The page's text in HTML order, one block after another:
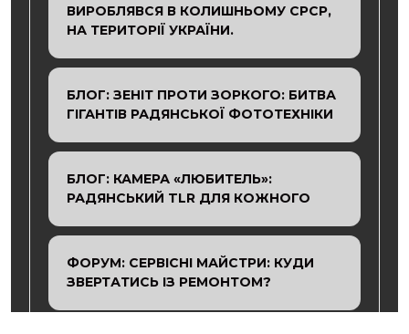
ВИРОБЛЯВСЯ В КОЛИШНЬОМУ СРСР,
НА ТЕРИТОРІЇ УКРАЇНИ.
БЛОГ: ЗЕНІТ ПРОТИ ЗОРКОГО: БИТВА
ГІГАНТІВ РАДЯНСЬКОЇ ФОТОТЕХНІКИ
БЛОГ: КАМЕРА «ЛЮБИТЕЛЬ»:
РАДЯНСЬКИЙ TLR ДЛЯ КОЖНОГО
ФОРУМ: СЕРВІСНІ МАЙСТРИ: КУДИ
ЗВЕРТАТИСЬ ІЗ РЕМОНТОМ?